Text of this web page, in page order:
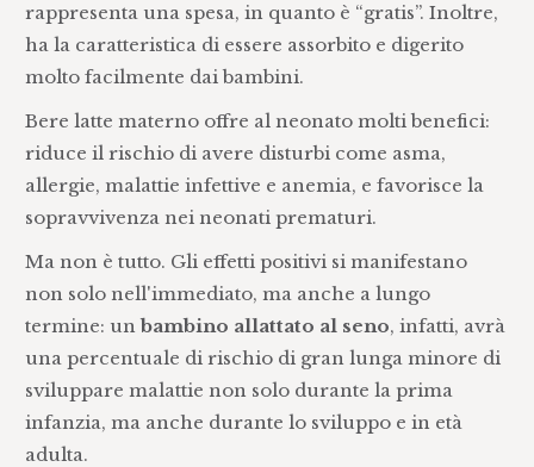
rappresenta una spesa, in quanto è “gratis”. Inoltre,
ha la caratteristica di essere assorbito e digerito
molto facilmente dai bambini.
Bere latte materno offre al neonato molti benefici:
riduce il rischio di avere disturbi come asma,
allergie, malattie infettive e anemia, e favorisce la
sopravvivenza nei neonati prematuri.
Ma non è tutto. Gli effetti positivi si manifestano
non solo nell'immediato, ma anche a lungo
termine: unbambino allattato al seno, infatti, avrà
una percentuale di rischio di gran lunga minore di
sviluppare malattie non solo durante la prima
infanzia, ma anche durante lo sviluppo e in età
adulta.